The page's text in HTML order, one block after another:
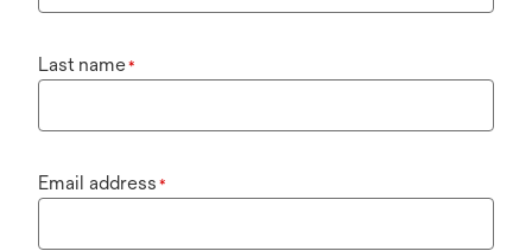
Last name*
Email address *